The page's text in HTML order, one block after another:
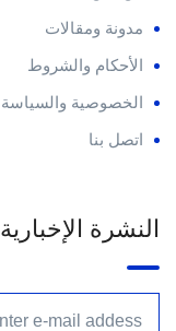
مدونة ومقالات
الأحكام والشروط
الخصوصية والسياسة
اتصل بنا
النشرة الإخبارية